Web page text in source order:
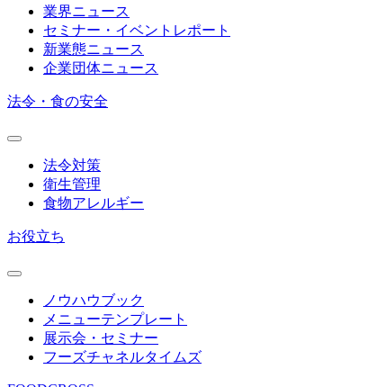
業界ニュース
セミナー・イベントレポート
新業態ニュース
企業団体ニュース
法令・食の安全
法令対策
衛生管理
食物アレルギー
お役立ち
ノウハウブック
メニューテンプレート
展示会・セミナー
フーズチャネルタイムズ